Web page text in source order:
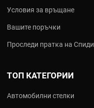
Условия за връщане
Вашите поръчки
Проследи пратка на Спиди
ТОП КАТЕГОРИИ
Автомобилни стелки